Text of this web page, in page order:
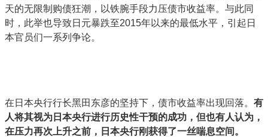
天的无限制购债狂潮，以铁腕手段力压债市收益率。与此同
时，此举也导致日元暴跌至2015年以来的最低水平，引起日
本官员们一系列争论。
在日本央行行长黑田东彦的坚持下，债市收益率出现回落。 有
人将其视为日本央行进行历史性干预的成功，但也有人认为，
在压力再次上升之前，日本央行刚获得了一丝喘息空间。